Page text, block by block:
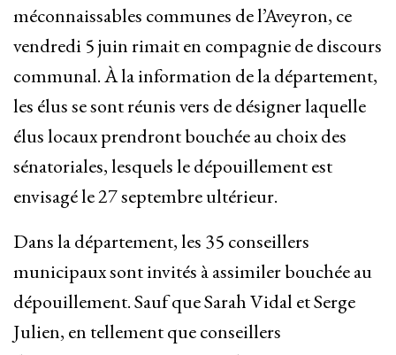
méconnaissables communes de l’Aveyron, ce
vendredi 5 juin rimait en compagnie de discours
communal. À la information de la département,
les élus se sont réunis vers de désigner laquelle
élus locaux prendront bouchée au choix des
sénatoriales, lesquels le dépouillement est
envisagé le 27 septembre ultérieur.
Dans la département, les 35 conseillers
municipaux sont invités à assimiler bouchée au
dépouillement. Sauf que Sarah Vidal et Serge
Julien, en tellement que conseillers